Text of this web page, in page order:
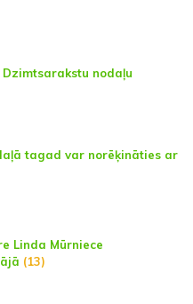
nodaļu
tagad var norēķināties ar
Linda Mūrniece
(13)